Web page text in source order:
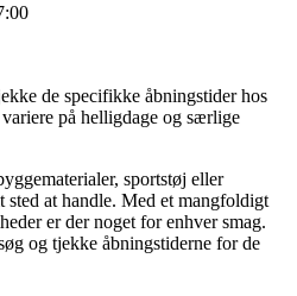
de specifikke åbningstider hos
på helligdage og særlige
sportstøj eller
sted at handle. Med et mangfoldigt
er der noget for enhver smag.
og tjekke åbningstiderne for de